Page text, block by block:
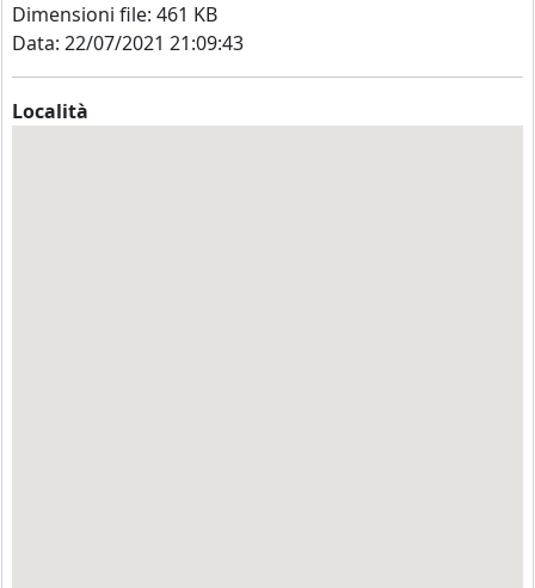
Dimensioni file: 461 KB
Data: 22/07/2021 21:09:43
Località